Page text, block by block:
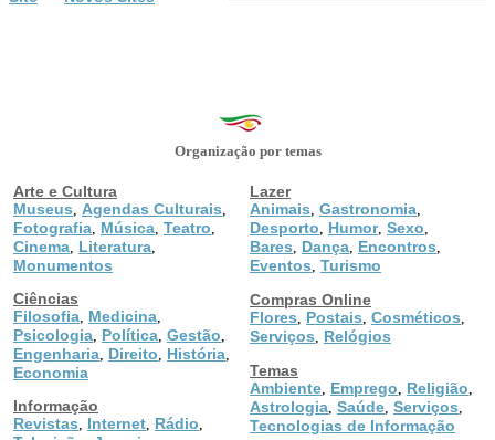
Organização por temas
Arte e Cultura
Museus
Agendas Culturais
Fotografia Música Teatro
Cinema Literatura
Monumentos
Ciências
Filosofia Medicina
Psicologia Política Gestão
Engenharia Direito História
Economia
Informação
Revistas
Internet Rádio
Lazer
Animais Gastronomia
Desporto Humor, Sexo
Bares Dança Encontros
Eventos Turismo
Compras Online
Flores
Postais Cosméticos
Serviços
Relógios
Temas
Ambiente Emprego Religião
Astrologia Saúde Serviços
Tecnologias de Informação